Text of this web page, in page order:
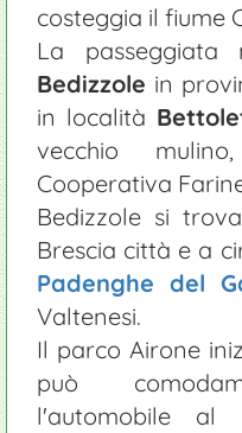
costeggia il fiume
La passeggiata
Bedizzole in
in località
vecchio
Cooperativa
Bedizzole si
Brescia città e a
Padenghe del
Valtenesi.
Il parco Airone
può
l'automobile al